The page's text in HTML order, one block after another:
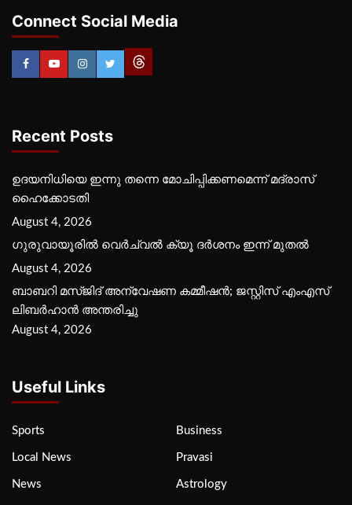
Connect Social Media
Recent Posts
ഉദയനിധിയെ ഇന്നു തന്നെ മോചിപ്പിക്കണമെന്ന് മദ്രാസ്
ഹൈക്കോടതി
August 4, 2026
ഗുരുവായൂരില്‍ വെര്‍ച്വല്‍ ക്യൂ ദര്‍ശനം ഇന്ന് മുതല്‍
August 4, 2026
ബാബറി മസ്ജിദ് അന്വേഷണ കമ്മീഷന്‍; ജസ്റ്റിസ് എംഎസ്
ലിബര്‍ഹാന്‍ അന്തരിച്ചു
August 4, 2026
Useful Links
Sports Business
Local News Pravasi
News Astrology